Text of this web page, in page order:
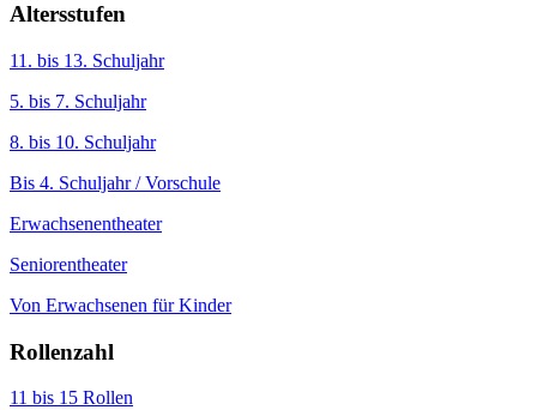
Altersstufen
11. bis 13. Schuljahr
5. bis 7. Schuljahr
8. bis 10. Schuljahr
Bis 4. Schuljahr / Vorschule
Erwachsenentheater
Seniorentheater
Von Erwachsenen für Kinder
Rollenzahl
11 bis 15 Rollen